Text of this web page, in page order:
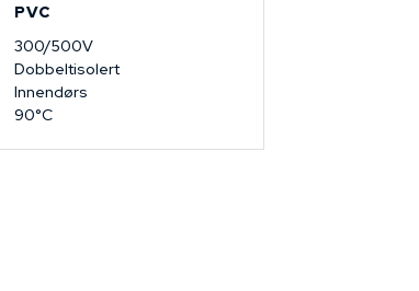
PVC
300/500V
Dobbeltisolert
Innendørs
90°C